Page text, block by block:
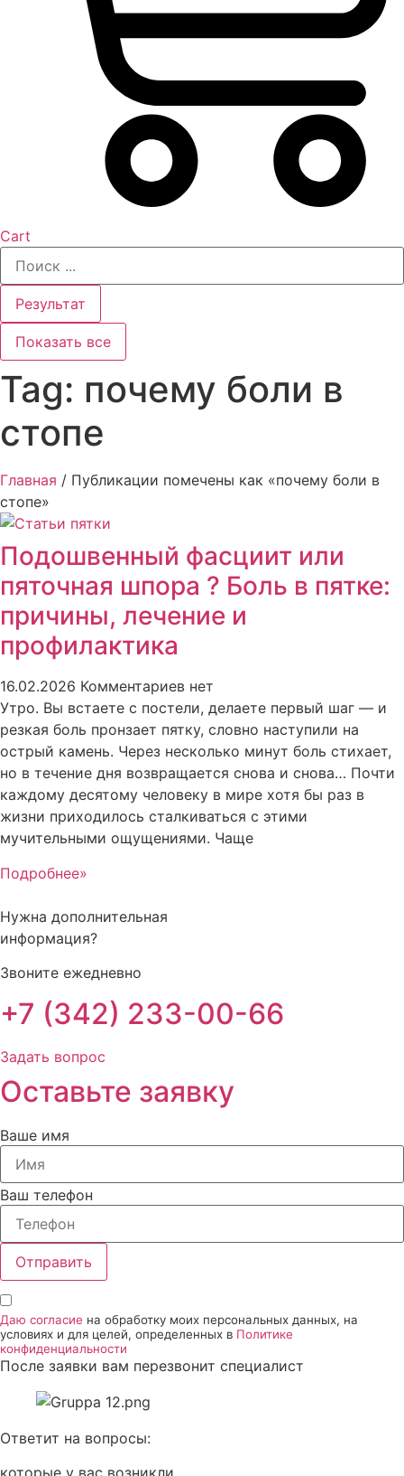
Cart
Search
Результат
Показать все
Tag: почему боли в
стопе
Главная / Публикации помечены как «почему боли в
стопе»
Подошвенный фасциит или
пяточная шпора ? Боль в пятке:
причины, лечение и
профилактика
16.02.2026 Комментариев нет
Утро. Вы встаете с постели, делаете первый шаг — и
резкая боль пронзает пятку, словно наступили на
острый камень. Через несколько минут боль стихает,
но в течение дня возвращается снова и снова… Почти
каждому десятому человеку в мире хотя бы раз в
жизни приходилось сталкиваться с этими
мучительными ощущениями. Чаще
Подробнее»
Нужна дополнительная
информация?
Звоните ежедневно
+7 (342) 233-00-66
Задать вопрос
Оставьте заявку
Ваше имя
Ваш телефон
Даю согласие на обработку моих персональных данных, на
условиях и для целей, определенных в Политике
конфиденциальности
Отправить
После заявки вам перезвонит специалист
Ответит на вопросы:
которые у вас возникли